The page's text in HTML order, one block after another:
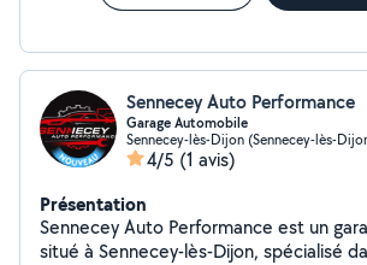
Sennecey Auto Performance
Garage Automobile
Sennecey-lès-Dijon (Sennecey-lès-
4/5 (1 avis)
Présentation
Sennecey Auto Performance est un
situé à Sennecey-lès-Dijon, spécialisé